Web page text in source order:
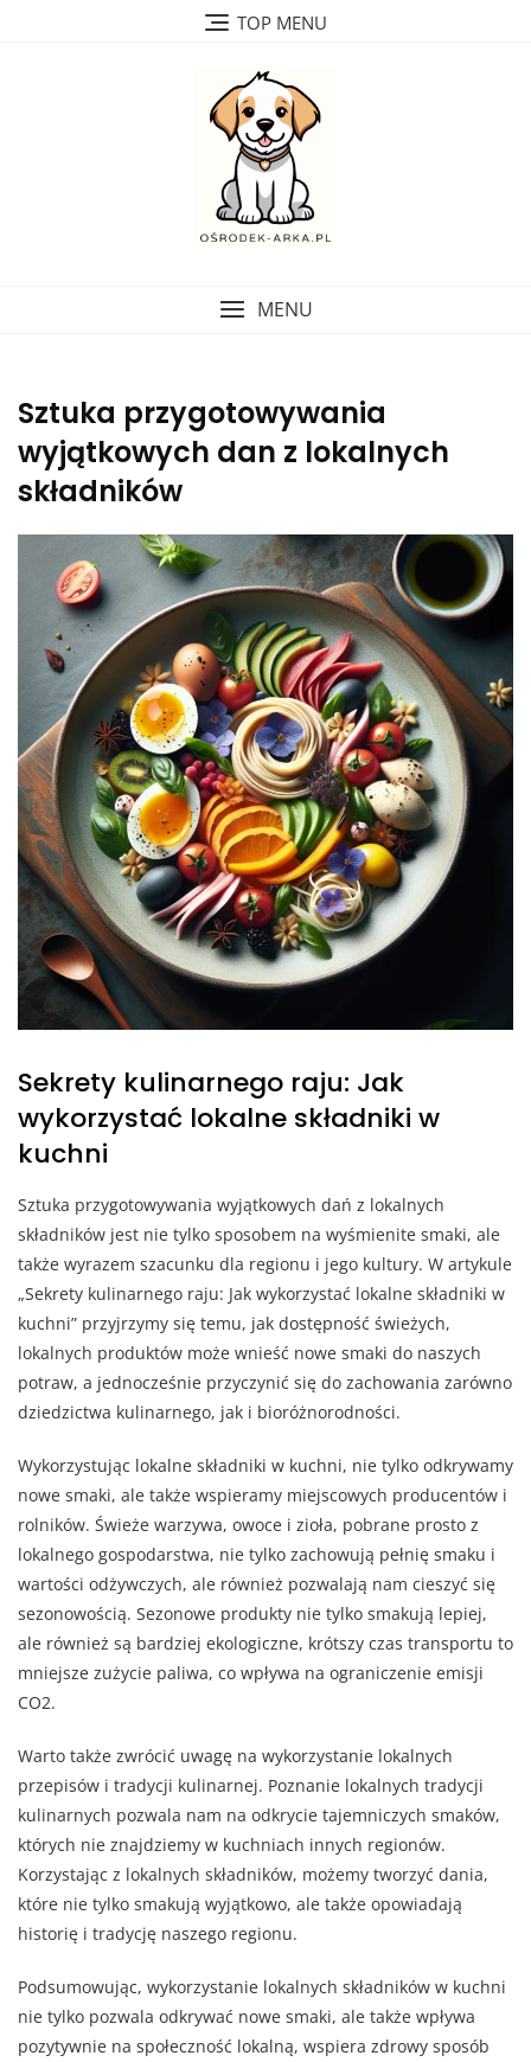
TOP MENU
MENU
Sztuka przygotowywania
wyjątkowych dan z lokalnych
składników
Sekrety kulinarnego raju: Jak
wykorzystać lokalne składniki w
kuchni
Sztuka przygotowywania wyjątkowych dań z lokalnych
składników jest nie tylko sposobem na wyśmienite smaki, ale
także wyrazem szacunku dla regionu i jego kultury. W artykule
„Sekrety kulinarnego raju: Jak wykorzystać lokalne składniki w
kuchni” przyjrzymy się temu, jak dostępność świeżych,
lokalnych produktów może wnieść nowe smaki do naszych
potraw, a jednocześnie przyczynić się do zachowania zarówno
dziedzictwa kulinarnego, jak i bioróżnorodności.
Wykorzystując lokalne składniki w kuchni, nie tylko odkrywamy
nowe smaki, ale także wspieramy miejscowych producentów i
rolników. Świeże warzywa, owoce i zioła, pobrane prosto z
lokalnego gospodarstwa, nie tylko zachowują pełnię smaku i
wartości odżywczych, ale również pozwalają nam cieszyć się
sezonowością. Sezonowe produkty nie tylko smakują lepiej,
ale również są bardziej ekologiczne, krótszy czas transportu to
mniejsze zużycie paliwa, co wpływa na ograniczenie emisji
CO2.
Warto także zwrócić uwagę na wykorzystanie lokalnych
przepisów i tradycji kulinarnej. Poznanie lokalnych tradycji
kulinarnych pozwala nam na odkrycie tajemniczych smaków,
których nie znajdziemy w kuchniach innych regionów.
Korzystając z lokalnych składników, możemy tworzyć dania,
które nie tylko smakują wyjątkowo, ale także opowiadają
historię i tradycję naszego regionu.
Podsumowując, wykorzystanie lokalnych składników w kuchni
nie tylko pozwala odkrywać nowe smaki, ale także wpływa
pozytywnie na społeczność lokalną, wspiera zdrowy sposób